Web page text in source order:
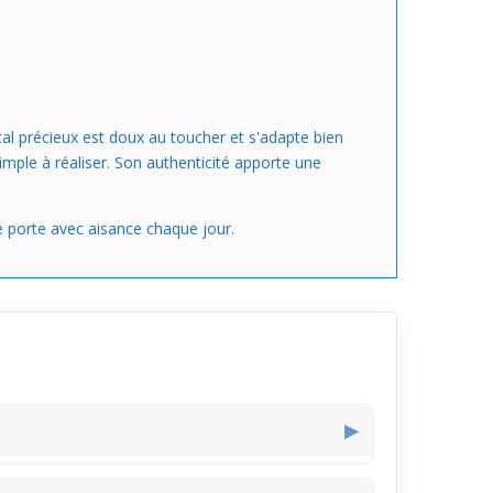
précieux est doux au toucher et s'adapte bien
à réaliser. Son authenticité apporte une
avec aisance chaque jour.
▶